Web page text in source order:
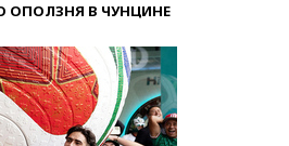
В ЧУНЦИНЕ